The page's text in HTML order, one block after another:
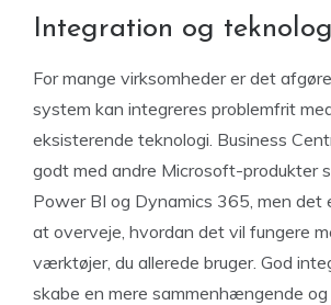
Integration og
For mange virksomheder er det
system kan integreres problemfrit
eksisterende teknologi. Business
godt med andre Microsoft-produkter
Power BI og Dynamics 365, men det
at overveje, hvordan det vil fungere
værktøjer, du allerede bruger. God
skabe en mere sammenhængende